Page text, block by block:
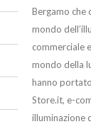
Bergamo che
mondo
commerciale
mondo della
hanno
Store.it, e-
illuminazione